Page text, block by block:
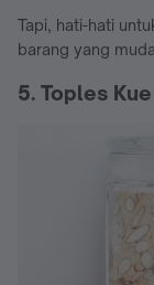
Tapi, hati-hati
barang yang
5. Toples Kue